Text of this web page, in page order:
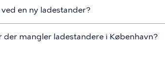
en ny ladestander?
mangler ladestandere i København?